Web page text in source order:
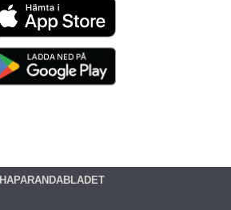
HAPARANDABLADET